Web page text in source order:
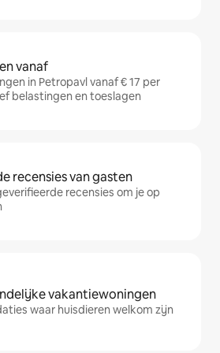
vanaf
in Petropavl vanaf € 17 per
belastingen en toeslagen
recensies van gasten
recensies om je op
vakantiewoningen
waar huisdieren welkom zijn